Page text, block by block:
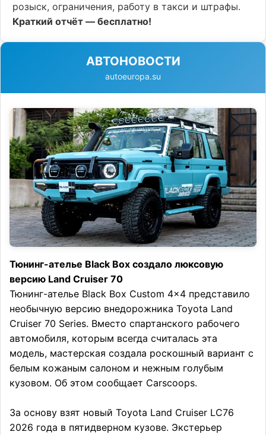
розыск, ограничения, работу в такси и штрафы.
Краткий отчёт — бесплатно!
АВТОНОВОСТИ
autoeuropa.su
Тюнинг-ателье Black Box создало люксовую
версию Land Cruiser 70
Тюнинг-ателье Black Box Custom 4×4 представило
необычную версию внедорожника Toyota Land
Cruiser 70 Series. Вместо спартанского рабочего
автомобиля, которым всегда считалась эта
модель, мастерская создала роскошный вариант с
белым кожаным салоном и нежным голубым
кузовом. Об этом сообщает Carscoops.
За основу взят новый Toyota Land Cruiser LC76
2026 года в пятидверном кузове. Экстерьер